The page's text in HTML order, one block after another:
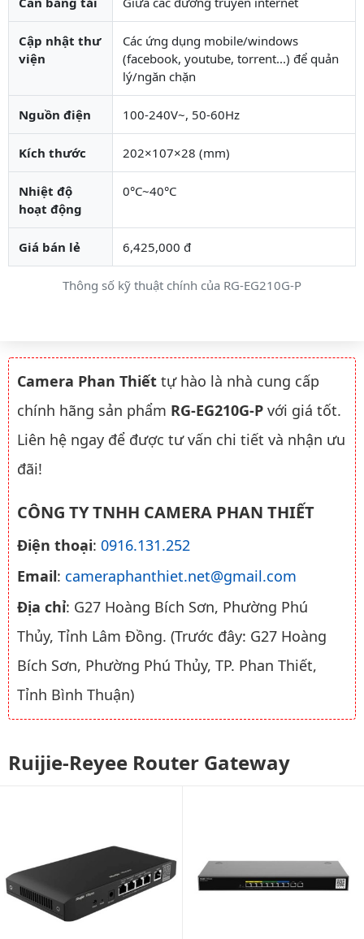
Thông số kỹ thuật chính của RG-EG210G-P
Cập nhật thư
viện
Các ứng dụng mobile/windows
(facebook, youtube, torrent...) để quản
lý/ngăn chặn
Nguồn điện 100-240V~, 50-60Hz
Kích thước 202×107×28 (mm)
Nhiệt độ
hoạt động
0°C~40°C
Giá bán lẻ 6,425,000 đ
Camera Phan Thiết tự hào là nhà cung cấp
chính hãng sản phẩm RG-EG210G-P với giá tốt.
Liên hệ ngay để được tư vấn chi tiết và nhận ưu
đãi!
CÔNG TY TNHH CAMERA PHAN THIẾT
Điện thoại: 0916.131.252
Email: cameraphanthiet.net@gmail.com
Địa chỉ: G27 Hoàng Bích Sơn, Phường Phú
Thủy, Tỉnh Lâm Đồng. (Trước đây: G27 Hoàng
Bích Sơn, Phường Phú Thủy, TP. Phan Thiết,
Tỉnh Bình Thuận)
Ruijie-Reyee Router Gateway